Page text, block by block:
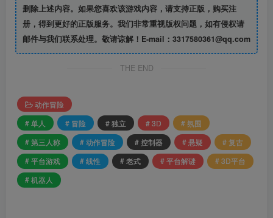
删除上述内容。如果您喜欢该游戏内容，请支持正版，购买注
册，得到更好的正版服务。我们非常重视版权问题，如有侵权请
邮件与我们联系处理。敬请谅解！E-mail：3317580361@qq.com
THE END
动作冒险
# 单人
# 冒险 # 独立 # 3D
# 氛围
# 第三人称
# 动作冒险 # 控制器 # 悬疑
# 复古
# 平台游戏
# 线性 # 老式 # 平台解谜
# 3D平台
# 机器人